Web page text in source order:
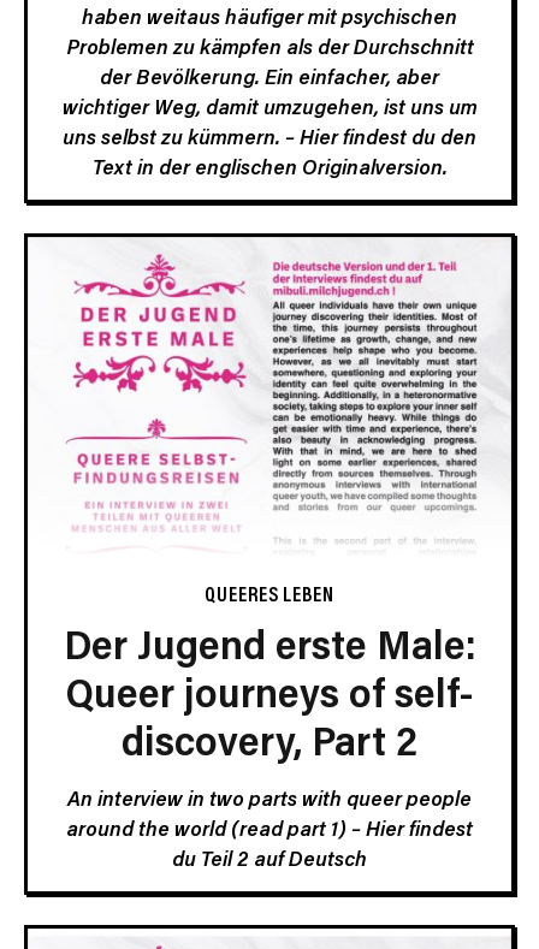
haben weitaus häufiger mit psychischen
Problemen zu kämpfen als der Durchschnitt
der Bevölkerung. Ein einfacher, aber
wichtiger Weg, damit umzugehen, ist uns um
uns selbst zu kümmern. –Hier findest du den
Text in der englischen Originalversion.
QUEERES LEBEN
Der Jugend erste Male:
Queer journeys of self-
discovery, Part 2
An interview in two parts with queer people
around the world(read part 1) –Hier findest
du Teil 2 auf Deutsch